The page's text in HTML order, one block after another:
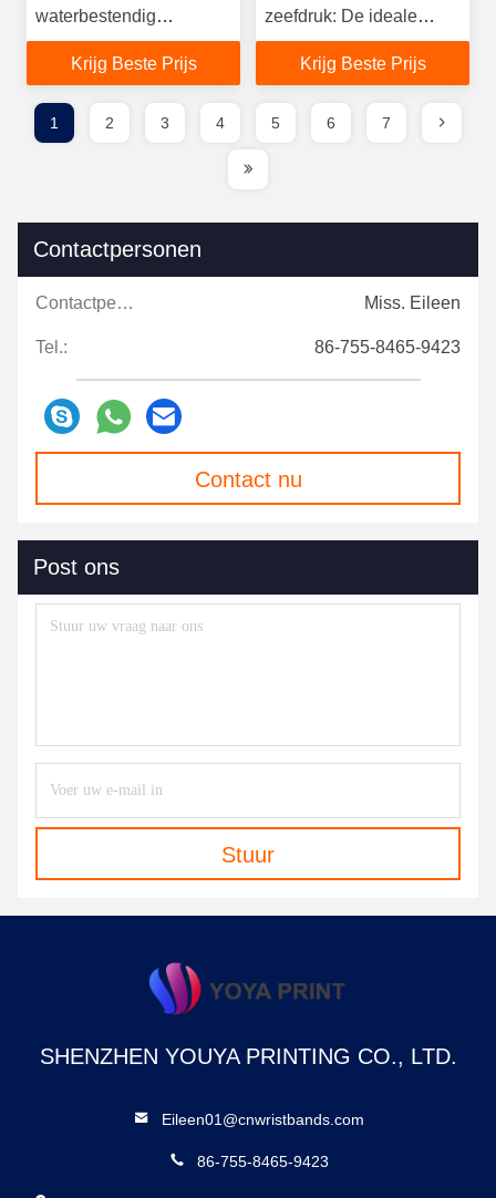
waterbestendig
aanpasbaar logo tekst
evenement partij
Krijg Beste Prijs
zeefdruk: De ideale
oplossing voor
evenementidentificatie
Krijg Beste Prijs
1 2 3 4 5 6 7
Contactpersonen
Contactpersonen: Miss. Eileen
Tel.: 86-755-8465-9423
Contact nu
Post ons
Stuur
SHENZHEN YOUYA PRINTING CO., LTD.
Eileen01@cnwristbands.com
86-755-8465-9423